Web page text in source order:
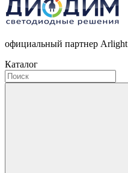
официальный партнер Arlight
Каталог